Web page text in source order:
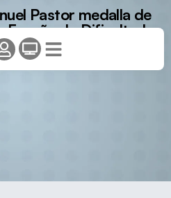
Pastor medalla de
España de Dificultad